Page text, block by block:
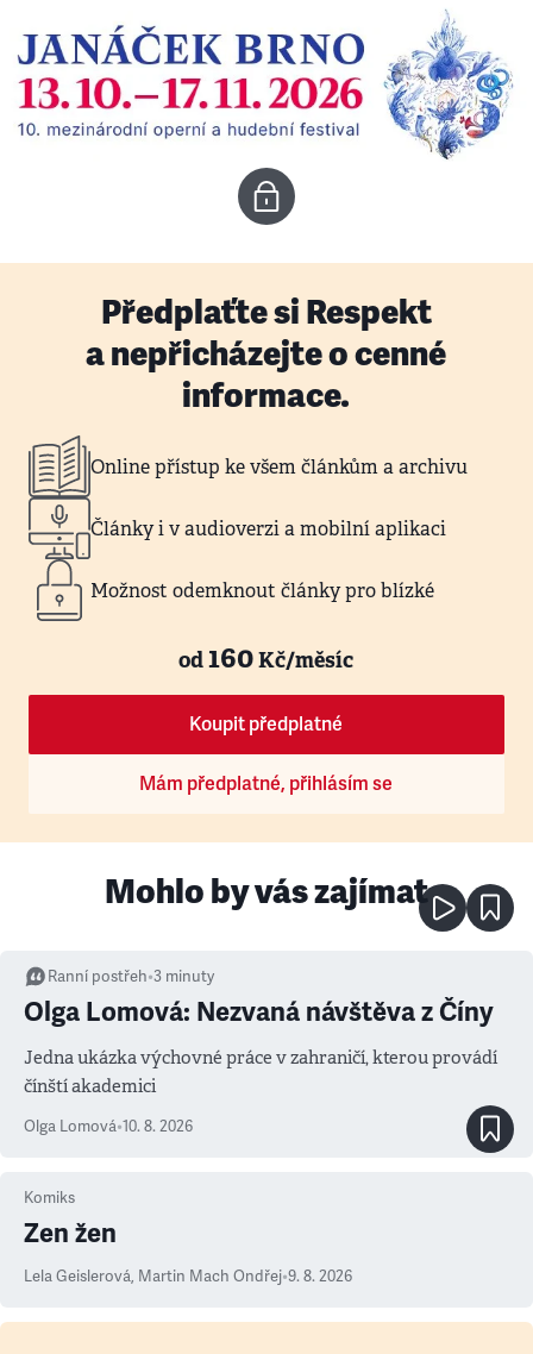
Předplaťte si Respekt
a nepřicházejte o cenné
informace.
Online přístup ke všem článkům a archivu
Články i v audioverzi a mobilní aplikaci
Možnost odemknout články pro blízké
od160Kč/měsíc
Koupit předplatné
Mám předplatné, přihlásím se
Mohlo by vás zajímat
Ranní postřeh•3 minuty
Olga Lomová: Nezvaná návštěva z Číny
Jedna ukázka výchovné práce v zahraničí, kterou provádí
čínští akademici
Olga Lomová•10. 8. 2026
Komiks
Zen žen
Lela Geislerová, Martin Mach Ondřej•9. 8. 2026